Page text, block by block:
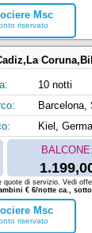
Msc
riservato
10 notti
Barcelona,
Kiel,
BALCONE:
Msc
riservato
di servizio. Vedi
€ 6/notte ca.,